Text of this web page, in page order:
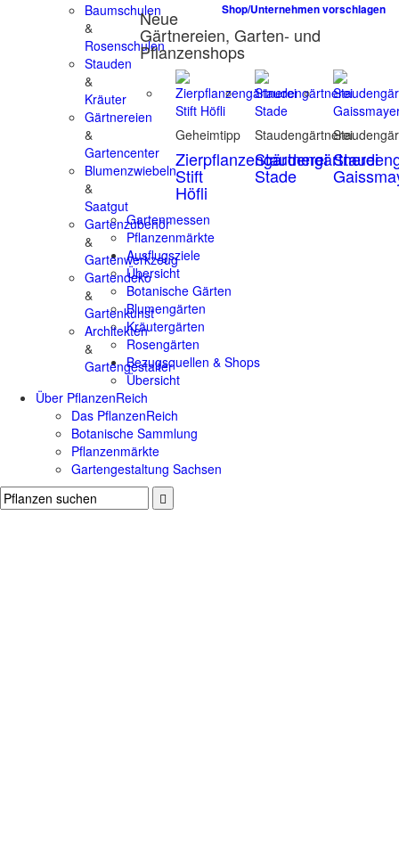
Baumschulen
&
Rosenschulen
Stauden
&
Kräuter
Gärtnereien
&
Gartencenter
Blumenzwiebeln
&
Saatgut
Gartenzubehör
&
Gartenwerkzeug
Gartendeko
&
Gartenkunst
Architekten
&
Gartengestalter
Shop/Unternehmen vorschlagen
Neue
Gärtnereien, Garten- und
Pflanzenshops
Geheimtipp
Zierpflanzengärtnerei
Stift
Höfli
Staudengärtnerei
Staudengärtnerei
Stade
Gartenmessen
Pflanzenmärkte
Ausflugsziele
Übersicht
Botanische Gärten
Blumengärten
Kräutergärten
Rosengärten
Bezugsquellen & Shops
Übersicht
Über PflanzenReich
Das PflanzenReich
Botanische Sammlung
Pflanzenmärkte
Gartengestaltung Sachsen